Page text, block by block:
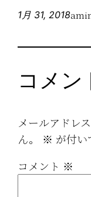
1月 31, 2018
コメン
メールアドレ
ん。
※ が付
コメント ※